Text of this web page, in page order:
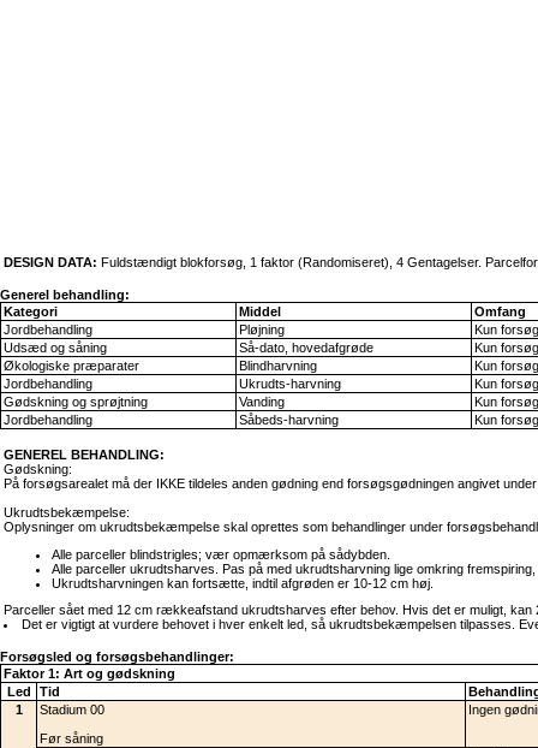
DESIGN DATA: Fuldstændigt blokforsøg, 1 faktor (Randomiseret), 4 Gentagelser.
Generel behandling:
Kategori
Middel
Omfang
Jordbehandling
Pløjning
Kun forsøg
Udsæd og såning
Så-dato, hovedafgrøde
Kun forsøg
Økologiske præparater
Blindharvning
Kun forsøg
Jordbehandling
Ukrudts-harvning
Kun forsøg
Gødskning og sprøjtning
Vanding
Kun forsøg
Jordbehandling
Såbeds-harvning Kun forsøg
GENEREL BEHANDLING:
Gødskning:
På forsøgsarealet må der IKKE tildeles anden gødning end forsøgsgødningen angivet
Ukrudtsbekæmpelse:
Oplysninger om ukrudtsbekæmpelse skal oprettes som behandlinger under
Alle parceller blindstrigles; vær opmærksom på sådybden.
Alle parceller ukrudtsharves. Pas på med ukrudtsharvning lige omkring
Ukrudtsharvningen kan fortsætte, indtil afgrøden er 10-12 cm høj.
Parceller sået med 12 cm rækkeafstand ukrudtsharves efter behov. Hvis det er muligt,
Det er vigtigt at vurdere behovet i hver enkelt led, så ukrudtsbekæmpelsen tilpasses.
Forsøgsled og forsøgsbehandlinger:
Faktor 1: Art og gødskning
Led
Tid
1
Stadium 00
Før såning
Ingen